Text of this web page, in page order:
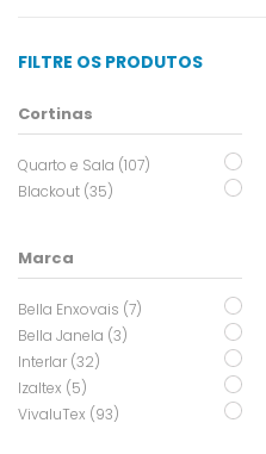
FILTRE OS PRODUTOS
Cortinas
Quarto e Sala (107)
Blackout (35)
Marca
Bella Enxovais (7)
Bella Janela (3)
Interlar (32)
Izaltex (5)
VivaluTex (93)